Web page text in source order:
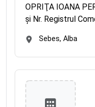
OPRIŢA IOANA
și Nr. Registrul
Sebes, Alba